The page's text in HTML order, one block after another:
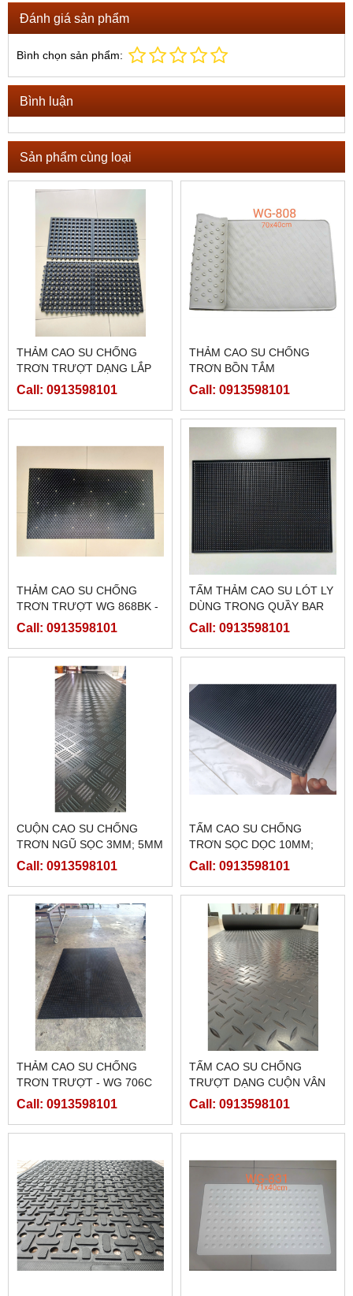
Đánh giá sản phẩm
Bình chọn sản phẩm:
Bình luận
Sản phẩm cùng loại
THẢM CAO SU CHỐNG
TRƠN TRƯỢT DẠNG LẮP
GHÉP - WG 8040 - ĐEN
Call: 0913598101
THẢM CAO SU CHỐNG
TRƠN BỒN TẮM
Call: 0913598101
THẢM CAO SU CHỐNG
TRƠN TRƯỢT WG 868BK -
LÓT Ổ HEO CON
Call: 0913598101
TẤM THẢM CAO SU LÓT LY
DÙNG TRONG QUẦY BAR
Call: 0913598101
CUỘN CAO SU CHỐNG
TRƠN NGŨ SỌC 3MM; 5MM
Call: 0913598101
TẤM CAO SU CHỐNG
TRƠN SỌC DỌC 10MM;
20MM
Call: 0913598101
THẢM CAO SU CHỐNG
TRƠN TRƯỢT - WG 706C
Call: 0913598101
TẤM CAO SU CHỐNG
TRƯỢT DẠNG CUỘN VÂN
LÁ; SỌC DỌC; CARO
Call: 0913598101